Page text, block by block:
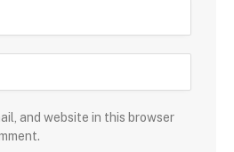
and website in this browser